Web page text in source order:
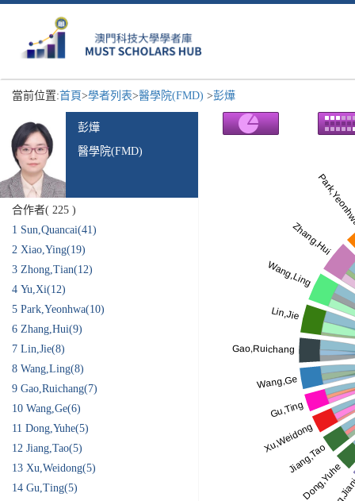
當前位置:首頁>學者列表>醫學院(FMD) >彭燁
彭燁
醫學院(FMD)
合作者( 225 )
1 Sun,Quancai(41)
2 Xiao,Ying(19)
3 Zhong,Tian(12)
4 Yu,Xi(12)
5 Park,Yeonhwa(10)
6 Zhang,Hui(9)
7 Lin,Jie(8)
8 Wang,Ling(8)
9 Gao,Ruichang(7)
10 Wang,Ge(6)
11 Dong,Yuhe(5)
12 Jiang,Tao(5)
13 Xu,Weidong(5)
14 Gu,Ting(5)